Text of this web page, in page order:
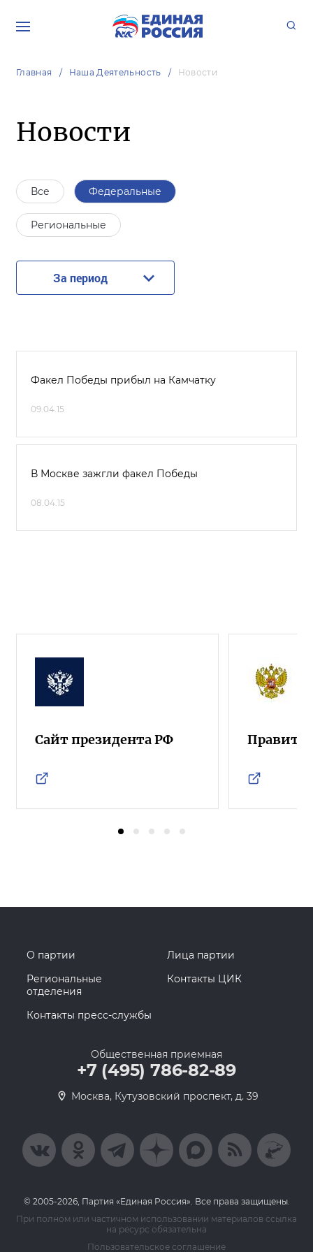
Главная Наша Деятельность Новости
Новости
Все Федеральные
Региональные
За период
Факел Победы прибыл на Камчатку
09.04.15
В Москве зажгли факел Победы
08.04.15
Сайт президента РФ
О партии
Лица партии
Региональные
отделения
Контакты ЦИК
Контакты пресс-службы
Общественная приемная
+7 (495) 786-82-89
Москва, Кутузовский проспект, д. 39
© 2005-2026, Партия «Единая Россия». Все права защищены.
При полном или частичном использовании материалов ссылка
на ресурс обязательна
Пользовательское соглашение